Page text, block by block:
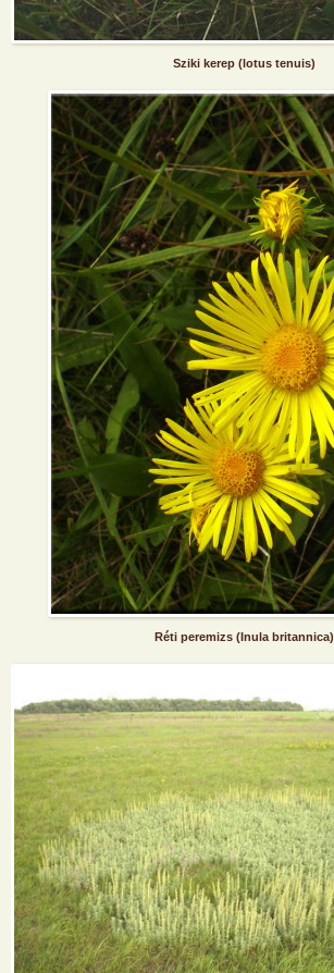
Sziki kerep (lotus tenuis)
Réti peremizs (Inula britannica)